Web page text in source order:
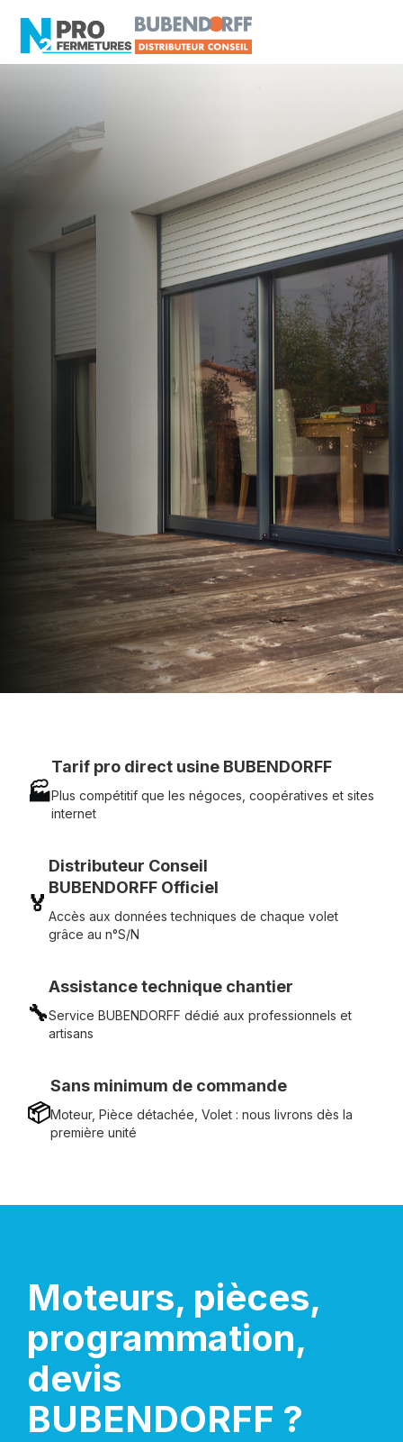
Distributeur en volets
roulants Delta Dore
Trélazé
Artisan, Menuisier, TPE ou PME proche de
N2PRO Fermetures est votre référent Distributeur
en volets roulants Delta Dore officiel pour vous
apporter : Tarifs directs usines sans minimum
d'achat - Assistance technique chantier et
service réactif avec simplicité.
07 83 35 69 17
MON DEVIS MOTEUR
Voir tous nos produits
🏭
Tarif pro direct usine BUBENDORFF
Plus compétitif que les négoces, coopératives et sites
internet
🏅
Distributeur Conseil
BUBENDORFF Officiel
Accès aux données techniques de chaque volet
grâce au n°S/N
🔧
Assistance technique chantier
Service BUBENDORFF dédié aux professionnels et
artisans
📦
Sans minimum de commande
Moteur, Pièce détachée, Volet : nous livrons dès la
première unité
Moteurs, pièces,
programmation,
devis
BUBENDORFF ?